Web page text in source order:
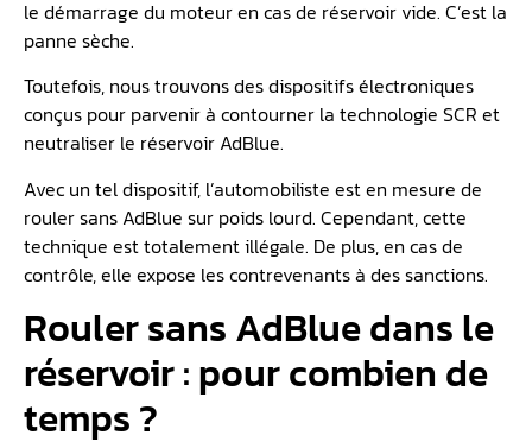
le démarrage du moteur en cas de réservoir vide. C’est la
panne sèche.
Toutefois, nous trouvons des dispositifs électroniques
conçus pour parvenir à contourner la technologie SCR et
neutraliser le réservoir AdBlue.
Avec un tel dispositif, l’automobiliste est en mesure de
rouler sans AdBlue sur poids lourd. Cependant, cette
technique est totalement illégale. De plus, en cas de
contrôle, elle expose les contrevenants à des sanctions.
Rouler sans AdBlue dans le
réservoir : pour combien de
temps ?